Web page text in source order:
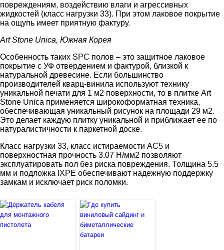
повреждениям, воздействию влаги и агрессивных
жидкостей (класс нагрузки 33). При этом лаковое покрытие
на ощупь имеет приятную фактуру.
Art Stone Unica, Южная Корея
Особенность таких SPC полов – это защитное лаковое
покрытие с УФ отвердением и фактурой, близкой к
натуральной древесине. Если большинство
производителей кварц-винила используют технику
уникальной печати для 1 м2 поверхности, то в плитке Art
Stone Unica применяется широкоформатная техника,
обеспечивающая уникальный рисунок на площади 29 м2.
Это делает каждую плитку уникальной и приближает ее по
натуралистичности к паркетной доске.
Класс нагрузки 33, класс истираемости АС5 и
поверхностная прочность 3.07 Н/мм2 позволяют
эксплуатировать пол без риска повреждения. Толщина 5.5
мм и подложка IXPE обеспечивают надежную поддержку
замкам и исключает риск поломки.